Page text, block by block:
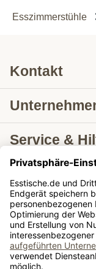
Esszimmerstühle
Kontakt
Service &
Lieferung
Tische
Tische